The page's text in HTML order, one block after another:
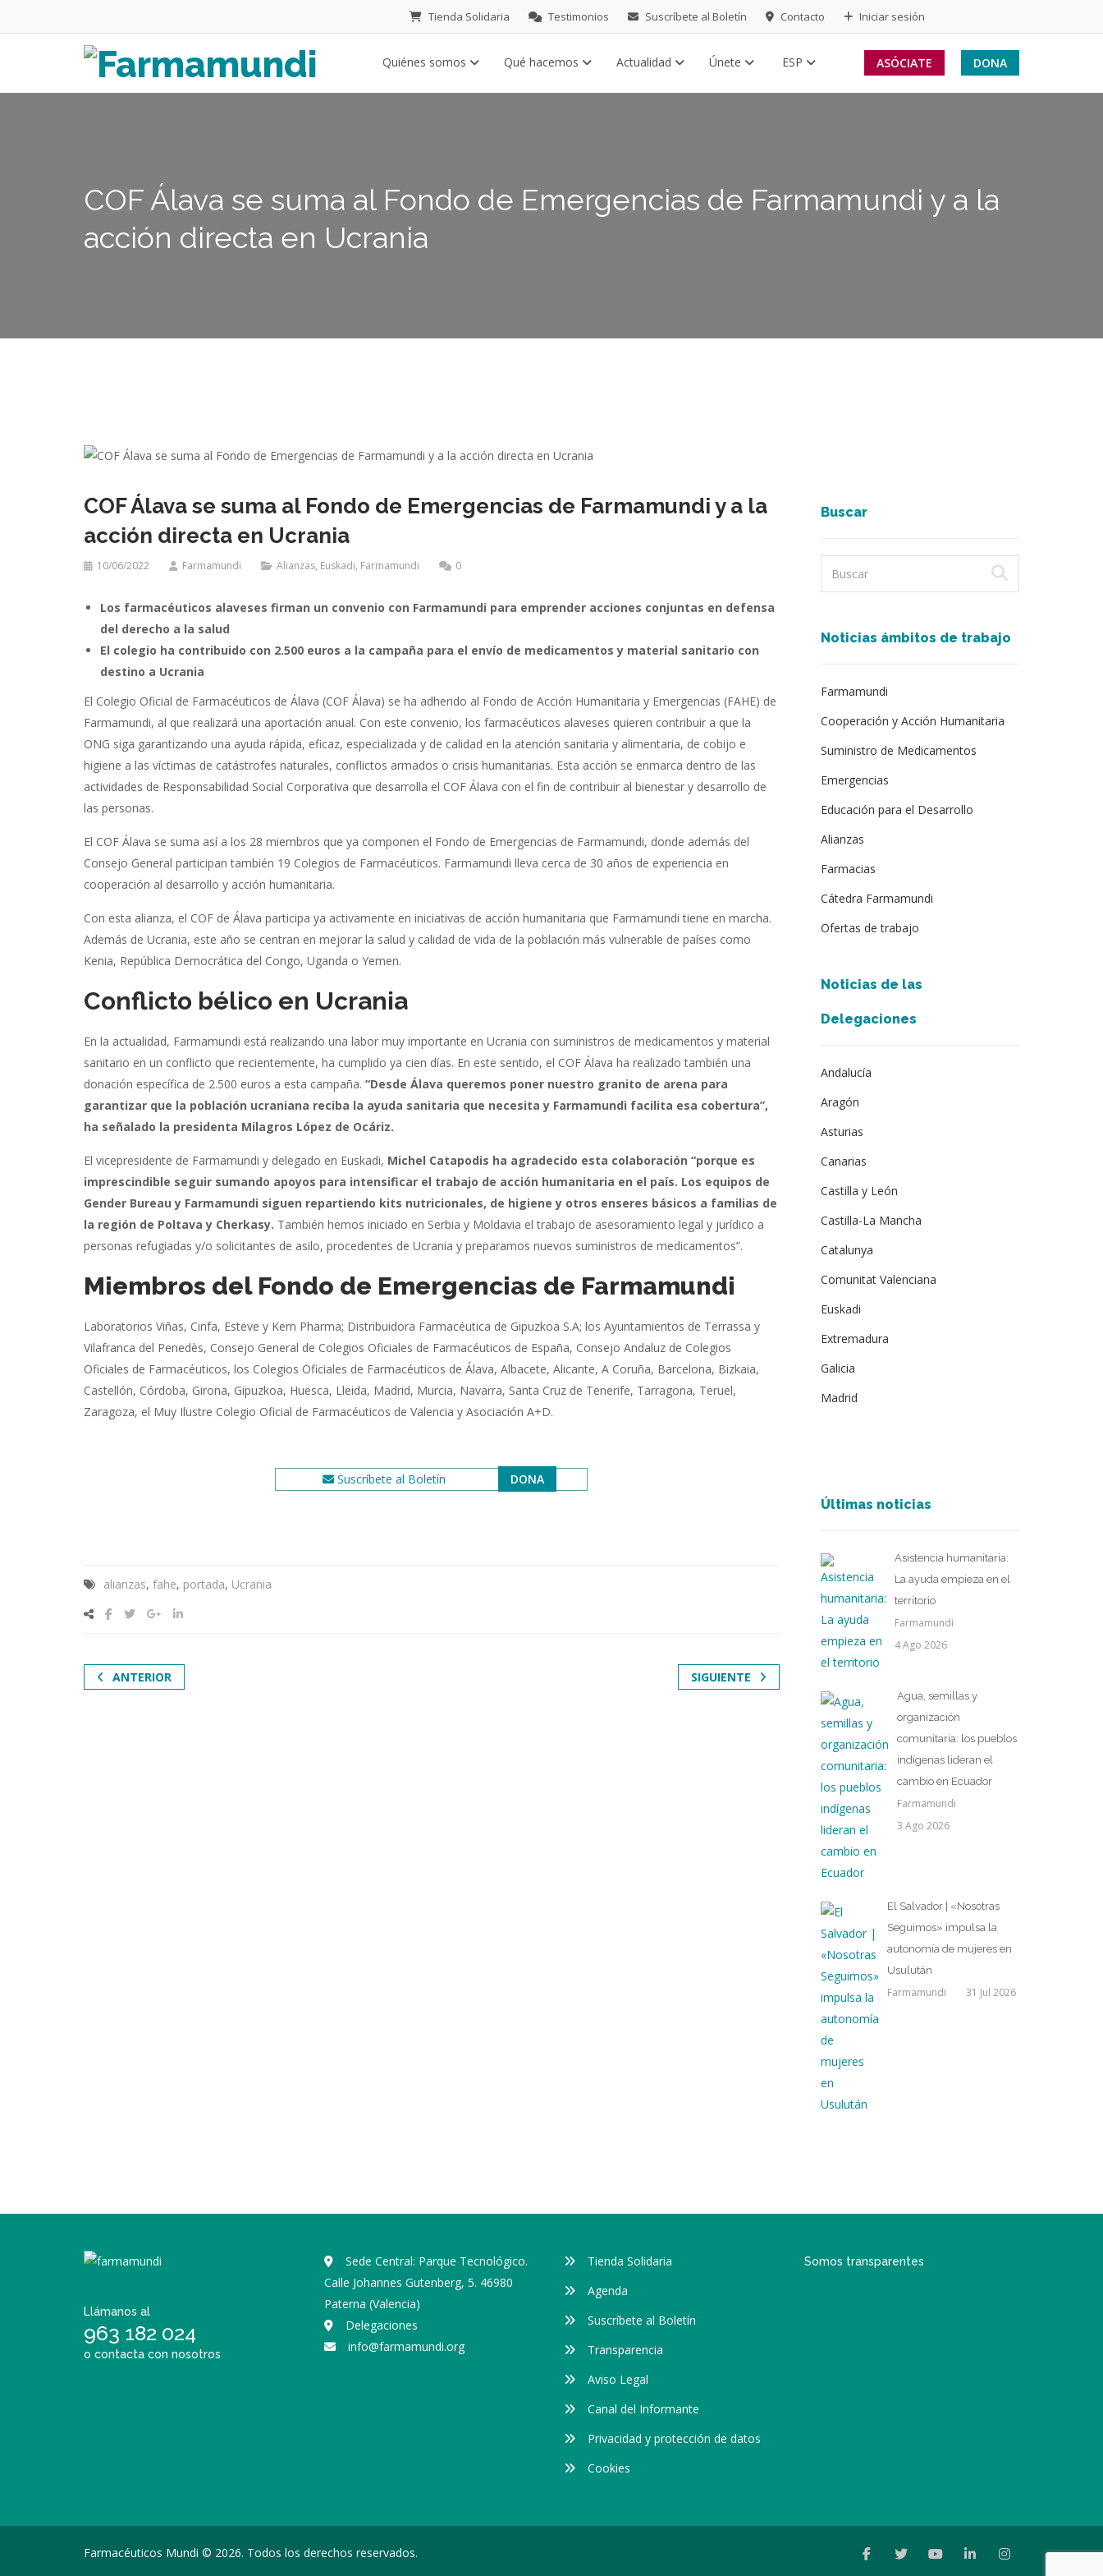
Tienda Solidaria Testimonios Suscríbete al Boletín Contacto Iniciar sesión
DONA
ASÓCIATE
Quiénes somos Qué hacemos Actualidad Únete ESP
COF Álava se suma al Fondo de Emergencias de Farmamundi y a la
acción directa en Ucrania
COF Álava se suma al Fondo de Emergencias de Farmamundi y a la
acción directa en Ucrania
10/06/2022 Farmamundi Alianzas, Euskadi, Farmamundi 0
Los farmacéuticos alaveses firman un convenio con Farmamundi para emprender acciones conjuntas en defensa
del derecho a la salud
El colegio ha contribuido con 2.500 euros a la campaña para el envío de medicamentos y material sanitario con
destino a Ucrania
El Colegio Oficial de Farmacéuticos de Álava (COF Álava) se ha adherido al Fondo de Acción Humanitaria y Emergencias (FAHE) de
Farmamundi, al que realizará una aportación anual. Con este convenio, los farmacéuticos alaveses quieren contribuir a que la
ONG siga garantizando una ayuda rápida, eficaz, especializada y de calidad en la atención sanitaria y alimentaria, de cobijo e
higiene a las víctimas de catástrofes naturales, conflictos armados o crisis humanitarias. Esta acción se enmarca dentro de las
actividades de Responsabilidad Social Corporativa que desarrolla el COF Álava con el fin de contribuir al bienestar y desarrollo de
las personas.
El COF Álava se suma así a los 28 miembros que ya componen el Fondo de Emergencias de Farmamundi, donde además del
Consejo General participan también 19 Colegios de Farmacéuticos. Farmamundi lleva cerca de 30 años de experiencia en
cooperación al desarrollo y acción humanitaria.
Con esta alianza, el COF de Álava participa ya activamente en iniciativas de acción humanitaria que Farmamundi tiene en marcha.
Además de Ucrania, este año se centran en mejorar la salud y calidad de vida de la población más vulnerable de países como
Kenia, República Democrática del Congo, Uganda o Yemen.
Conflicto bélico en Ucrania
En la actualidad, Farmamundi está realizando una labor muy importante en Ucrania con suministros de medicamentos y material
sanitario en un conflicto que recientemente, ha cumplido ya cien días. En este sentido, el COF Álava ha realizado también una
donación específica de 2.500 euros a esta campaña. “Desde Álava queremos poner nuestro granito de arena para
garantizar que la población ucraniana reciba la ayuda sanitaria que necesita y Farmamundi facilita esa cobertura”,
ha señalado la presidenta Milagros López de Ocáriz.
El vicepresidente de Farmamundi y delegado en Euskadi, Michel Catapodis ha agradecido esta colaboración “porque es
imprescindible seguir sumando apoyos para intensificar el trabajo de acción humanitaria en el país. Los equipos de
Gender Bureau y Farmamundi siguen repartiendo kits nutricionales, de higiene y otros enseres básicos a familias de
la región de Poltava y Cherkasy. También hemos iniciado en Serbia y Moldavia el trabajo de asesoramiento legal y jurídico a
personas refugiadas y/o solicitantes de asilo, procedentes de Ucrania y preparamos nuevos suministros de medicamentos”.
Miembros del Fondo de Emergencias de Farmamundi
Laboratorios Viñas, Cinfa, Esteve y Kern Pharma; Distribuidora Farmacéutica de Gipuzkoa S.A; los Ayuntamientos de Terrassa y
Vilafranca del Penedès, Consejo General de Colegios Oficiales de Farmacéuticos de España, Consejo Andaluz de Colegios
Oficiales de Farmacéuticos, los Colegios Oficiales de Farmacéuticos de Álava, Albacete, Alicante, A Coruña, Barcelona, Bizkaia,
Castellón, Córdoba, Girona, Gipuzkoa, Huesca, Lleida, Madrid, Murcia, Navarra, Santa Cruz de Tenerife, Tarragona, Teruel,
Zaragoza, el Muy Ilustre Colegio Oficial de Farmacéuticos de Valencia y Asociación A+D.
Suscríbete al Boletín DONA
alianzas, fahe, portada, Ucrania
ANTERIOR SIGUIENTE
Buscar
Noticias ámbitos de trabajo
Farmamundi
Cooperación y Acción Humanitaria
Suministro de Medicamentos
Emergencias
Educación para el Desarrollo
Alianzas
Farmacias
Cátedra Farmamundi
Ofertas de trabajo
Noticias de las
Delegaciones
Andalucía
Aragón
Asturias
Canarias
Castilla y León
Castilla-La Mancha
Catalunya
Comunitat Valenciana
Euskadi
Extremadura
Galicia
Madrid
Últimas noticias
Asistencia humanitaria:
La ayuda empieza en el
territorio
Farmamundi
4 Ago 2026
Agua, semillas y
organización
comunitaria: los pueblos
indígenas lideran el
cambio en Ecuador
Farmamundi
3 Ago 2026
El Salvador | «Nosotras
Seguimos» impulsa la
autonomía de mujeres en
Usulután
Farmamundi 31 Jul 2026
Llámanos al
963 182 024
o contacta con nosotros
Sede Central: Parque Tecnológico.
Calle Johannes Gutenberg, 5. 46980
Paterna (Valencia)
Delegaciones
info@farmamundi.org
Tienda Solidaria
Agenda
Suscríbete al Boletín
Transparencia
Aviso Legal
Canal del Informante
Privacidad y protección de datos
Cookies
Somos transparentes
Farmacéuticos Mundi © 2026. Todos los derechos reservados.